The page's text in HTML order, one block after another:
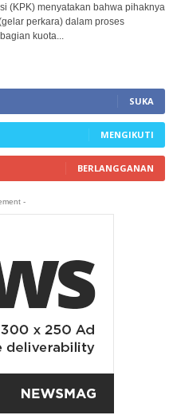
(KPK) menyatakan bahwa pihaknya
perkara) dalam proses
kuota...
SUKA
MENGIKUTI
BERLANGGANAN
-